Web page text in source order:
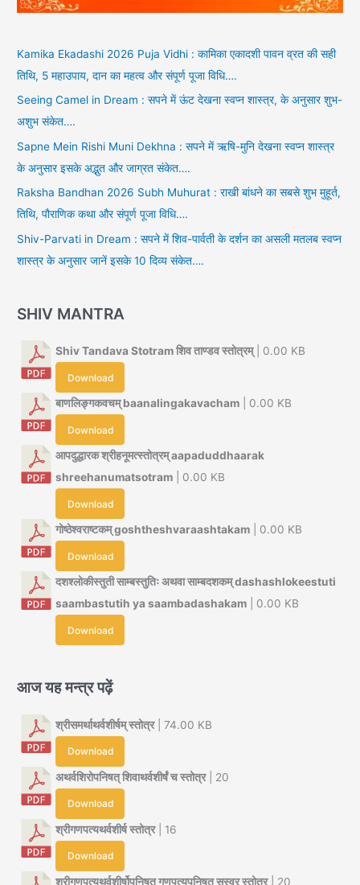
Kamika Ekadashi 2026 Puja Vidhi : कामिका एकादशी पावन व्रत की सही
तिथि, 5 महाउपाय, दान का महत्व और संपूर्ण पूजा विधि….
Seeing Camel in Dream : सपने में ऊंट देखना स्वप्न शास्त्र, के अनुसार शुभ-
अशुभ संकेत….
Sapne Mein Rishi Muni Dekhna : सपने में ऋषि-मुनि देखना स्वप्न शास्त्र
के अनुसार इसके अद्भुत और जाग्रत संकेत….
Raksha Bandhan 2026 Subh Muhurat : राखी बांधने का सबसे शुभ मुहूर्त,
तिथि, पौराणिक कथा और संपूर्ण पूजा विधि….
Shiv-Parvati in Dream : सपने में शिव-पार्वती के दर्शन का असली मतलब स्वप्न
शास्त्र के अनुसार जानें इसके 10 दिव्य संकेत….
SHIV MANTRA
Shiv Tandava Stotram शिव ताण्डव स्तोत्रम्| 0.00 KB
Download
बाणलिङ्गकवचम् baanalingakavacham | 0.00 KB
Download
आपदुद्धारक श्रीहनूमत्स्तोत्रम् aapaduddhaarak
shreehanumatsotram | 0.00 KB
Download
गोष्ठेश्वराष्टकम् goshtheshvaraashtakam | 0.00 KB
Download
दशश्लोकीस्तुती साम्बस्तुतिः अथवा साम्बदशकम् dashashlokeestuti
saambastutih ya saambadashakam | 0.00 KB
Download
आज यह मन्त्र पढ़ें
श्रीसमर्थाथर्वशीर्षम् स्तोत्र| 74.00 KB
Download
अथर्वशिरोपनिषत् शिवाथर्वशीर्षं च स्तोत्र| 20
Download
श्रीगणपत्यथर्वशीर्ष स्तोत्र| 16
Download
श्रीगणपत्यथर्वशीर्षोपनिषत् गणपत्युपनिषत् सस्वर स्तोत्र| 20